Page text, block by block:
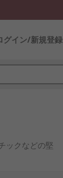
グイン/新規登録
ックなどの堅